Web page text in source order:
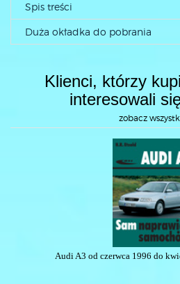
Spis treści
Duża okładka do pobrania
Klienci, którzy
interesowali
zobacz
Audi A3 od czerwca 1996 do